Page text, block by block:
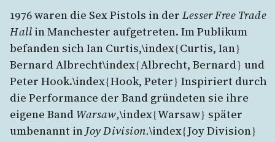
1976 waren die Sex Pistols in derLesser Free Trade
Hall in Manchester aufgetreten. Im Publikum
befanden sich Ian Curtis,\index{Curtis, Ian}
Bernard Albrecht\index{Albrecht, Bernard} und
Peter Hook.\index{Hook, Peter} Inspiriert durch
die Performance der Band gründeten sie ihre
eigene Band Warsaw,\index{Warsaw} später
umbenannt inJoy Division.\index{Joy Division}